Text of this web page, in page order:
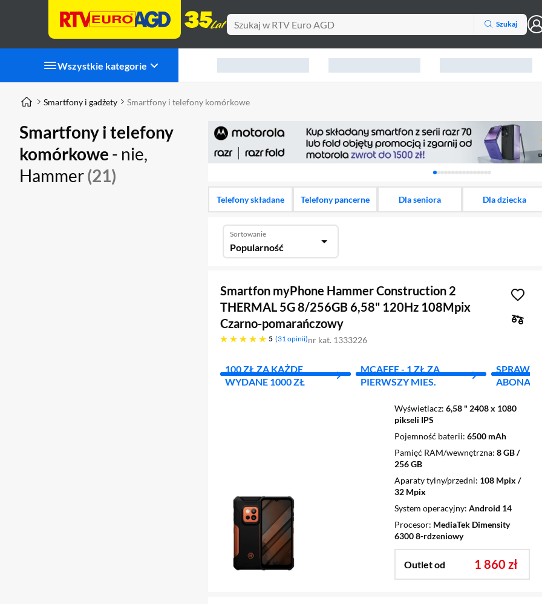
Szukaj
Wszystkie kategorie
Karuzela z banerami,
Smartfony i gadżety Smartfony i telefony komórkowe
Smartfony i telefony
komórkowe - nie,
Hammer(21)
Telefony składane Telefony pancerne Dla seniora Dla dziecka
Sortowanie
Popularność
Smartfon myPhone Hammer Construction 2
THERMAL 5G 8/256GB 6,58" 120Hz 108Mpix
Czarno-pomarańczowy
5
pięć gwiazdek 31 opinii nr kat. 1333226
100 ZŁ ZA KAŻDE
WYDANE 1000 ZŁ
MCAFEE - 1 ZŁ ZA
PIERWSZY MIES.
SPRAWDŹ
Wyświetlacz 6,58 " 2408 x 1080
pikseli IPS
Pojemność baterii 6500 mAh
Pamięć RAM/wewnętrzna 8 GB /
256 GB
Aparaty tylny/przedni 108 Mpix /
32 Mpix
System operacyjny Android 14
Procesor MediaTek Dimensity
6300 8-rdzeniowy
Outlet od 1 860 zł